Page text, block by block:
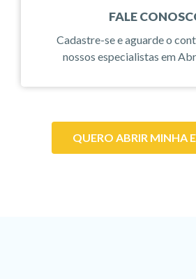
FALE
Cadastre-se e aguarde o
nossos especialistas em
QUERO ABRIR MINHA